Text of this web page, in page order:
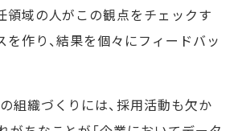
領域の人がこの観点をチェックす
を作り、結果を個々にフィードバッ
組織づくりには、採用活動も欠か